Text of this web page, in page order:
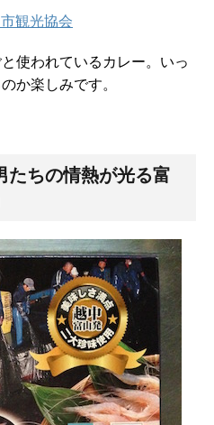
観光協会
使われているカレー。いっ
か楽しみです。
たちの情熱が光る富